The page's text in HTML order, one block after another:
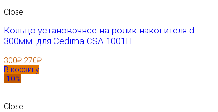
Close
Кольцо установочное на ролик накопителя d
300мм. для Cedima CSA 1001H
300₽ 270₽
В корзину
-10%
Close